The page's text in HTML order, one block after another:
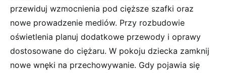
przewiduj wzmocnienia pod cięższe szafki oraz
nowe prowadzenie mediów. Przy rozbudowie
oświetlenia planuj dodatkowe przewody i oprawy
dostosowane do ciężaru. W pokoju dziecka zamknij
nowe wnęki na przechowywanie. Gdy pojawia się